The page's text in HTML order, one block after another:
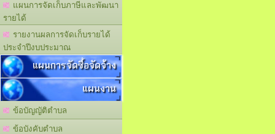
แผนการจัดเก็บภาษีและพัฒนา
รายได้
รายงานผลการจัดเก็บรายได้
ประจำปีงบประมาณ
แผนการจัดซื้อจัดจ้าง
แผนงาน
ข้อบัญญัติตำบล
ข้อบังคับตำบล